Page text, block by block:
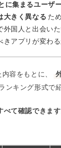
に集まるユーザ
大きく異なる た
外国人と出会い
きアプリが変わる
容をもとに、
ンキング形式で
て確認できます